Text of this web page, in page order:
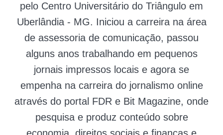
pelo Centro Universitário do Triângulo em
Uberlândia - MG. Iniciou a carreira na área
de assessoria de comunicação, passou
alguns anos trabalhando em pequenos
jornais impressos locais e agora se
empenha na carreira do jornalismo online
através do portal FDR e Bit Magazine, onde
pesquisa e produz conteúdo sobre